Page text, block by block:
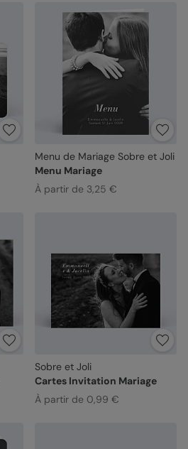
Menu de Mariage Sobre et Joli
Menu Mariage
À partir de 3,25 €
Sobre et Joli
Cartes Invitation Mariage
À partir de 0,99 €